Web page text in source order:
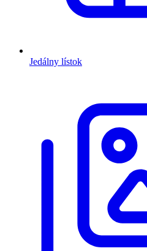
Jedálny lístok